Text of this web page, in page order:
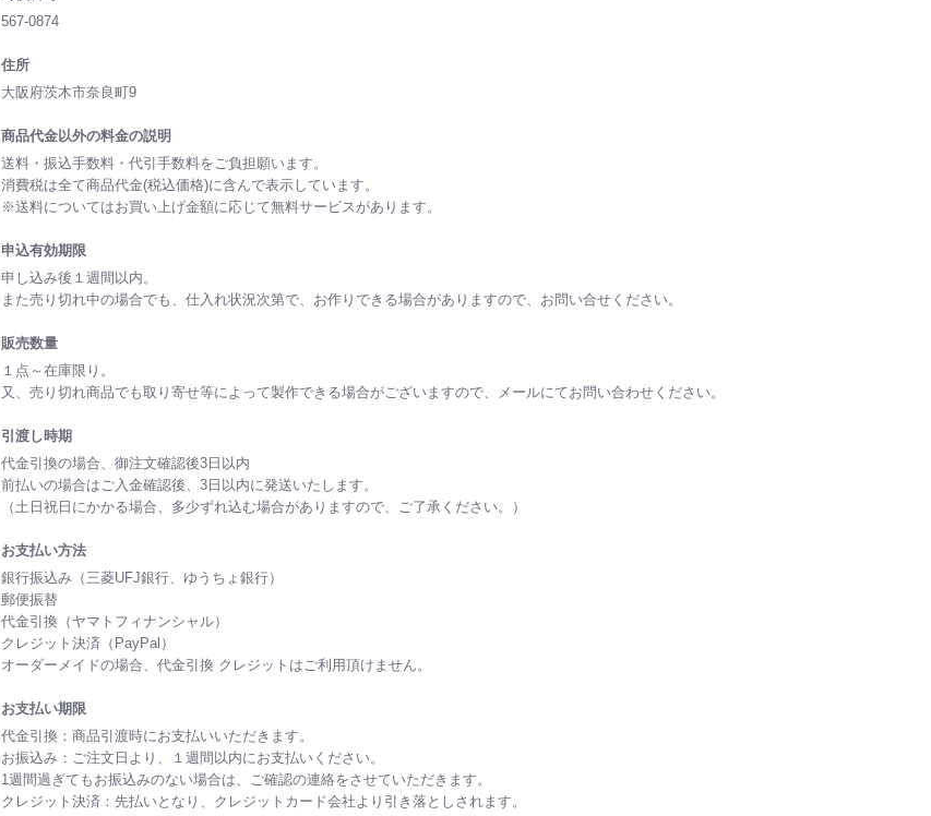
567-0874
住所
大阪府茨木市奈良町9
商品代金以外の料金の説明
送料・振込手数料・代引手数料をご負担願います。
消費税は全て商品代金(税込価格)に含んで表示しています。
※送料についてはお買い上げ金額に応じて無料サービスがあります。
申込有効期限
申し込み後１週間以内。
また売り切れ中の場合でも、仕入れ状況次第で、お作りできる場合がありますので、お問い合せください。
販売数量
１点～在庫限り。
又、売り切れ商品でも取り寄せ等によって製作できる場合がございますので、メールにてお問い合わせください。
引渡し時期
代金引換の場合、御注文確認後3日以内
前払いの場合はご入金確認後、3日以内に発送いたします。
（土日祝日にかかる場合、多少ずれ込む場合がありますので、ご了承ください。）
お支払い方法
銀行振込み（三菱UFJ銀行、ゆうちょ銀行）
郵便振替
代金引換（ヤマトフィナンシャル）
クレジット決済（PayPal）
オーダーメイドの場合、代金引換 クレジットはご利用頂けません。
お支払い期限
代金引換：商品引渡時にお支払いいただきます。
お振込み：ご注文日より、１週間以内にお支払いください。
1週間過ぎてもお振込みのない場合は、ご確認の連絡をさせていただきます。
クレジット決済：先払いとなり、クレジットカード会社より引き落としされます。